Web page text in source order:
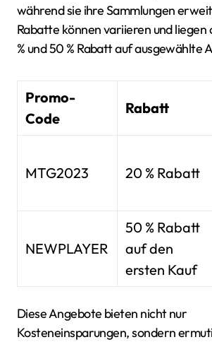
während sie ihre Sammlungen
Rabatte können variieren und liegen
% und 50 % Rabatt auf ausgewählte
Promo-
Code
Rabatt
MTG2023 20 % Rabatt
NEWPLAYER
50 % Rabatt
auf den
ersten Kauf
Diese Angebote bieten nicht nur
Kosteneinsparungen, sondern